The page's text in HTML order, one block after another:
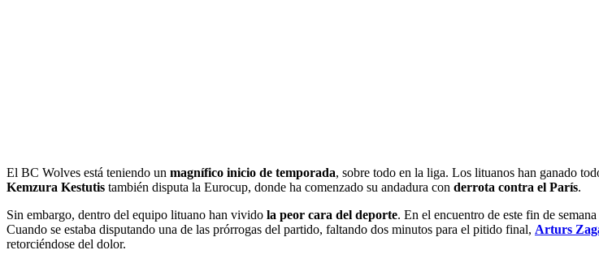
El BC Wolves está teniendo un magnífico inicio de temporada, sobre todo en la liga. Los lituanos han ganado
Kemzura Kestutis también disputa la Eurocup, donde ha comenzado su andadura con derrota contra el París.
Sin embargo, dentro del equipo lituano han vivido la peor cara del deporte. En el encuentro de este fin de
Cuando se estaba disputando una de las prórrogas del partido, faltando dos minutos para el pitido final, Arturs
retorciéndose del dolor.